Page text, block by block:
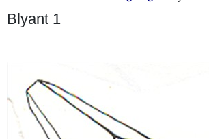
Blyant 1